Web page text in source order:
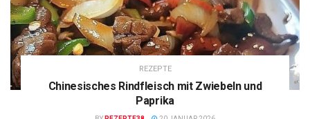
REZEPTE
Chinesisches Rindfleisch mit Zwiebeln und
Paprika